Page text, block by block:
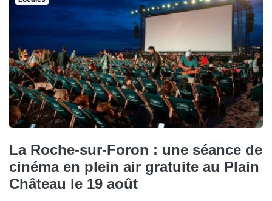
La Roche-sur-Foron : une séance de
cinéma en plein air gratuite au Plain
Château le 19 août